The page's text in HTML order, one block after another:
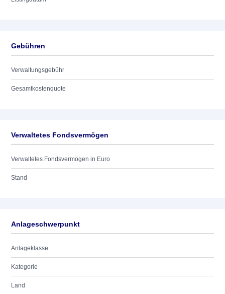
Gebühren
Verwaltungsgebühr
Gesamtkostenquote
Verwaltetes Fondsvermögen
Verwaltetes Fondsvermögen in Euro
Stand
Anlageschwerpunkt
Anlageklasse
Kategorie
Land